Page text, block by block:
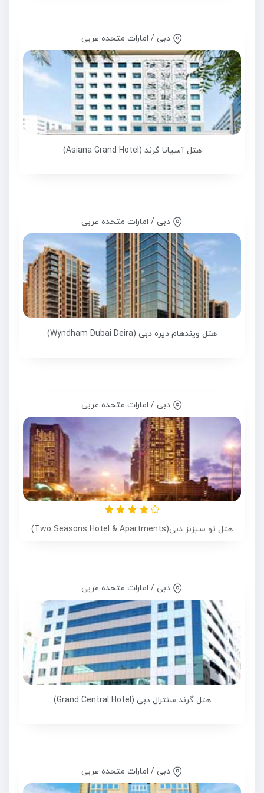
دبی / امارات متحده عربی
هتل آسیانا گرند (Asiana Grand Hotel)
دبی / امارات متحده عربی
هتل ویندهام دیره دبی (Wyndham Dubai Deira)
دبی / امارات متحده عربی
هتل تو سیزنز دبی(Two Seasons Hotel & Apartments)
دبی / امارات متحده عربی
هتل گرند سنترال دبی (Grand Central Hotel)
دبی / امارات متحده عربی